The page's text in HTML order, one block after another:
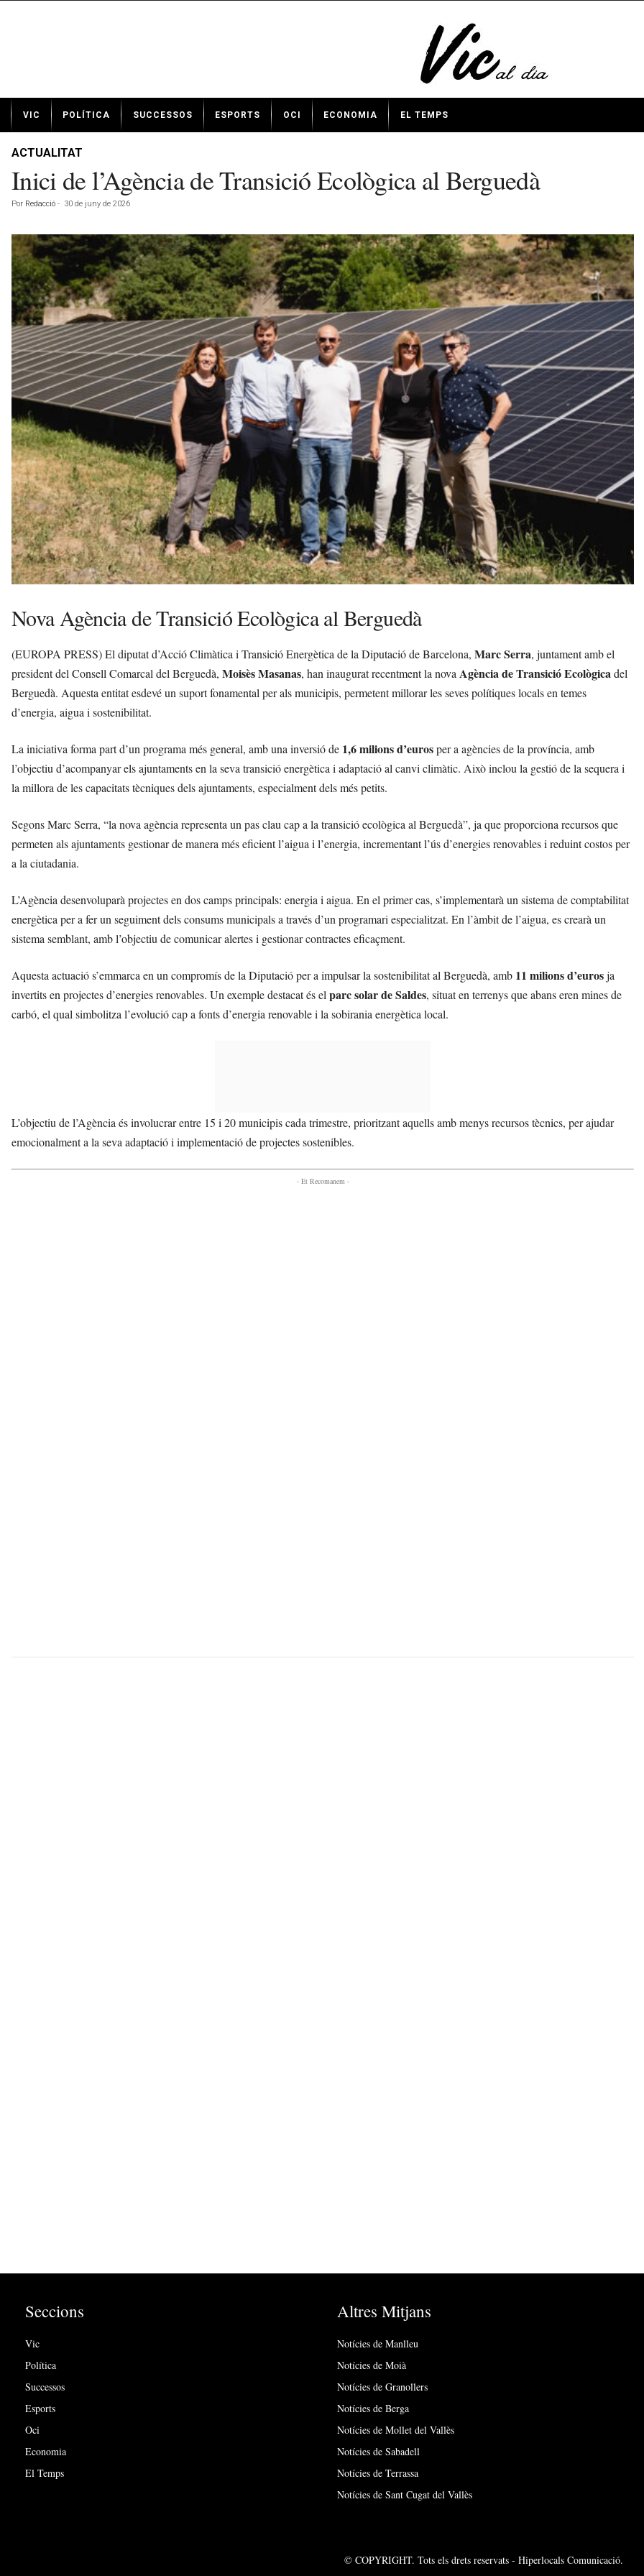
t
VIC POLÍTICA SUCCESSOS ESPORTS OCI ECONOMIA EL TEMPS
ACTUALITAT
Inici de l’Agència de Transició Ecològica al Berguedà
Por Redacció - 30 de juny de 2026
Nova Agència de Transició Ecològica al Berguedà
(EUROPA PRESS) El diputat d’Acció Climàtica i Transició Energètica de la Diputació de Barcelona, Marc Serra, juntament amb el
president del Consell Comarcal del Berguedà, Moisès Masanas, han inaugurat recentment la novaAgència de Transició Ecològicadel
Berguedà. Aquesta entitat esdevé un suport fonamental per als municipis, permetent millorar les seves polítiques locals en temes
d’energia, aigua i sostenibilitat.
La iniciativa forma part d’un programa més general, amb una inversió de 1,6 milions d’eurosper a agències de la província, amb
l’objectiu d’acompanyar els ajuntaments en la seva transició energètica i adaptació al canvi climàtic. Això inclou la gestió de la sequera i
la millora de les capacitats tècniques dels ajuntaments, especialment dels més petits.
Segons Marc Serra, “la nova agència representa un pas clau cap a la transició ecològica al Berguedà”, ja que proporciona recursos que
permeten als ajuntaments gestionar de manera més eficient l’aigua i l’energia, incrementant l’ús d’energies renovables i reduint costos per
a la ciutadania.
L’Agència desenvoluparà projectes en dos camps principals: energia i aigua. En el primer cas, s’implementarà un sistema de comptabilitat
energètica per a fer un seguiment dels consums municipals a través d’un programari especialitzat. En l’àmbit de l’aigua, es crearà un
sistema semblant, amb l’objectiu de comunicar alertes i gestionar contractes eficaçment.
Aquesta actuació s’emmarca en un compromís de la Diputació per a impulsar la sostenibilitat al Berguedà, amb 11 milions d’eurosja
invertits en projectes d’energies renovables. Un exemple destacat és elparc solar de Saldes, situat en terrenys que abans eren mines de
carbó, el qual simbolitza l’evolució cap a fonts d’energia renovable i la sobirania energètica local.
L’objectiu de l’Agència és involucrar entre 15 i 20 municipis cada trimestre, prioritzant aquells amb menys recursos tècnics, per ajudar
emocionalment a la seva adaptació i implementació de projectes sostenibles.
- Et Recomanem -
Seccions
Vic
Política
Successos
Esports
Oci
Economia
El Temps
Altres Mitjans
Notícies de Manlleu
Notícies de Moià
Notícies de Granollers
Notícies de Berga
Notícies de Mollet del Vallès
Notícies de Sabadell
Notícies de Terrassa
Notícies de Sant Cugat del Vallès
© COPYRIGHT. Tots els drets reservats - Hiperlocals Comunicació.